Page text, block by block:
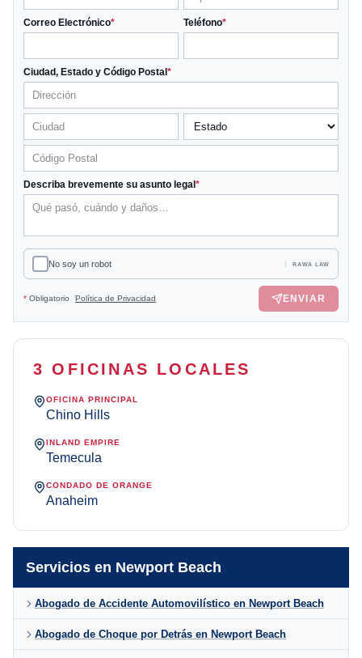
Servicios en Newport Beach
Abogado de Accidente Automovilístico en Newport Beach
Abogado de Choque por Detrás en Newport Beach
Correo Electrónico* Teléfono*
Ciudad, Estado y Código Postal *
Describa brevemente su asunto legal *
No soy un robot RAWA LAW
* Obligatorio Política de Privacidad ENVIAR
3 OFICINAS LOCALES
OFICINA PRINCIPAL
Chino Hills
INLAND EMPIRE
Temecula
CONDADO DE ORANGE
Anaheim